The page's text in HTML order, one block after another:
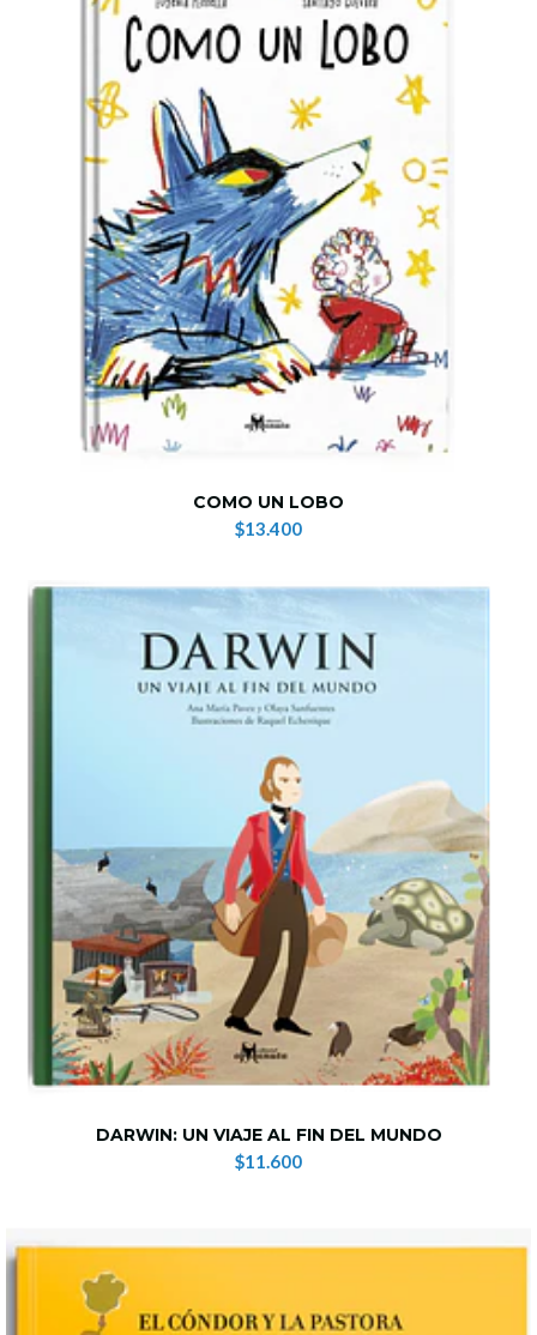
COMO UN LOBO
$13.400
DARWIN: UN VIAJE AL FIN DEL MUNDO
$11.600